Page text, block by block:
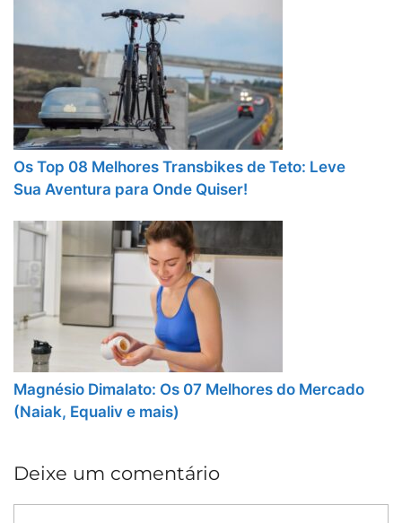
Os Top 08 Melhores Transbikes de Teto: Leve
Sua Aventura para Onde Quiser!
Magnésio Dimalato: Os 07 Melhores do Mercado
(Naiak, Equaliv e mais)
Deixe um comentário